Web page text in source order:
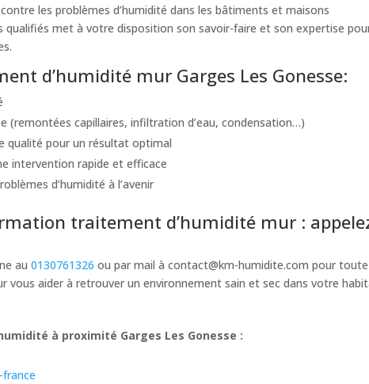
les problèmes d’humidité dans les bâtiments et maisons
qualifiés met à votre disposition son savoir-faire et son expertise
d’humidité mur Garges Les Gonesse:
(remontées capillaires, infiltration d’eau, condensation…)
qualité pour un résultat optimal
intervention rapide et efficace
d’humidité à l’avenir
traitement d’humidité mur :
au0130761326 ou par mail àcontact@km-humidite.com pour toute
vous aider à retrouver un environnement sain et sec dans votre
à proximité Garges Les Gonesse :